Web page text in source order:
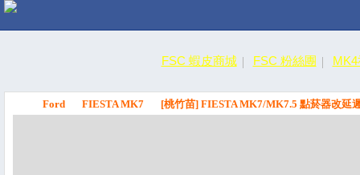
FSC 蝦皮商城 FSC 粉絲團
Ford FIESTA MK7 [桃竹苗] FIESTA MK7/MK7.5 點菸器改延